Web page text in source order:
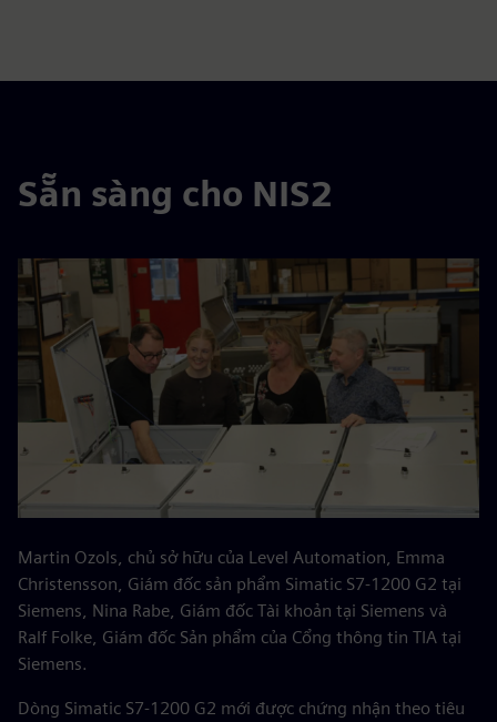
Sẵn sàng cho NIS2
Martin Ozols, chủ sở hữu của Level Automation, Emma
Christensson, Giám đốc sản phẩm Simatic S7-1200 G2 tại
Siemens, Nina Rabe, Giám đốc Tài khoản tại Siemens và
Ralf Folke, Giám đốc Sản phẩm của Cổng thông tin TIA tại
Siemens.
Dòng Simatic S7-1200 G2 mới được chứng nhận theo tiêu